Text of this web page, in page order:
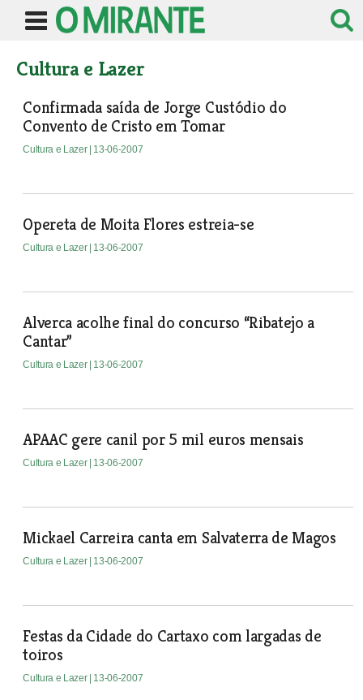
Cultura e Lazer
Confirmada saída de Jorge Custódio do
Convento de Cristo em Tomar
Cultura e Lazer | 13-06-2007
Opereta de Moita Flores estreia-se
Cultura e Lazer | 13-06-2007
Alverca acolhe final do concurso “Ribatejo a
Cantar”
Cultura e Lazer | 13-06-2007
APAAC gere canil por 5 mil euros mensais
Cultura e Lazer | 13-06-2007
Mickael Carreira canta em Salvaterra de Magos
Cultura e Lazer | 13-06-2007
Festas da Cidade do Cartaxo com largadas de
toiros
Cultura e Lazer | 13-06-2007